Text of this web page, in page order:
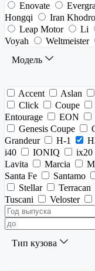
Enovate
Hongqi
Iran Khodro
Leap Motor
Li
Voyah
Weltmeister
Модель
Accent Aslan
Click
Coupe
Entourage
EON
Genesis Coupe
Grandeur
H-1
i40
IONIQ ix20
Lavita
Marcia
Santa Fe
Santamo
Stellar
Terracan
Tuscani
Veloster
Тип кузова